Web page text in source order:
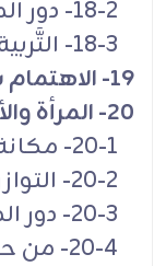
19- الاهتمام بالقرآن الكريم
20- المرأة والأسرة